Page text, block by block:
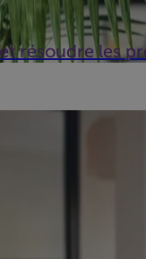
résoudre les
de votre